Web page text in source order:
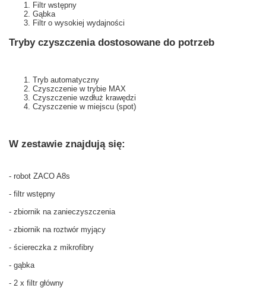
Filtr wstępny
Gąbka
Filtr o wysokiej wydajności
Tryby czyszczenia dostosowane do potrzeb
Tryb automatyczny
Czyszczenie w trybie MAX
Czyszczenie wzdłuż krawędzi
Czyszczenie w miejscu (spot)
W zestawie znajdują się:
- robot ZACO A8s
- filtr wstępny
- zbiornik na zanieczyszczenia
- zbiornik na roztwór myjący
- ściereczka z mikrofibry
- gąbka
- 2 x filtr główny